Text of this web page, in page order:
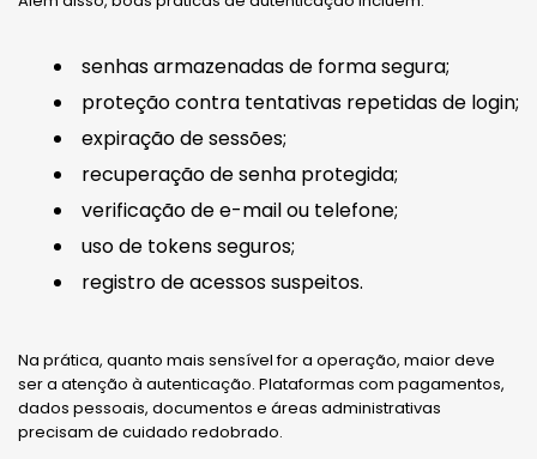
senhas armazenadas de forma segura;
proteção contra tentativas repetidas de login;
expiração de sessões;
recuperação de senha protegida;
verificação de e-mail ou telefone;
uso de tokens seguros;
registro de acessos suspeitos.
Na prática, quanto mais sensível for a operação, maior deve
ser a atenção à autenticação. Plataformas com pagamentos,
dados pessoais, documentos e áreas administrativas
precisam de cuidado redobrado.